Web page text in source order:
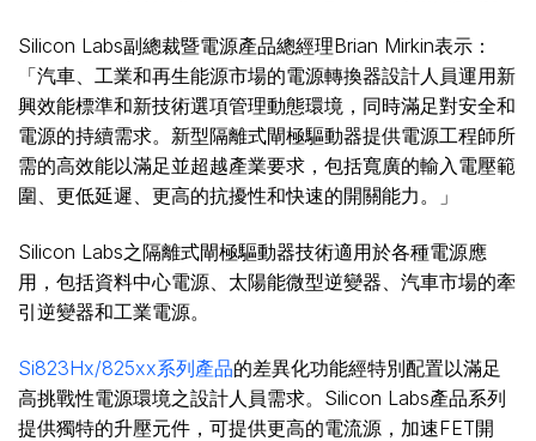
Silicon Labs副總裁暨電源產品總經理Brian Mirkin表示：
「汽車、工業和再生能源市場的電源轉換器設計人員運用新
興效能標準和新技術選項管理動態環境，同時滿足對安全和
電源的持續需求。新型隔離式閘極驅動器提供電源工程師所
需的高效能以滿足並超越產業要求，包括寬廣的輸入電壓範
圍、更低延遲、更高的抗擾性和快速的開關能力。」
Silicon Labs之隔離式閘極驅動器技術適用於各種電源應
用，包括資料中心電源、太陽能微型逆變器、汽車市場的牽
引逆變器和工業電源。
Si823Hx/825xx系列產品的差異化功能經特別配置以滿足
高挑戰性電源環境之設計人員需求。Silicon Labs產品系列
提供獨特的升壓元件，可提供更高的電流源，加速FET開